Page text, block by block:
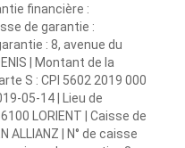
financière :
de garantie :
: 8, avenue du
| Montant de la
S : CPI 5602 2019 000
05-14 | Lieu de
LORIENT | Caisse de
ALLIANZ | N° de caisse